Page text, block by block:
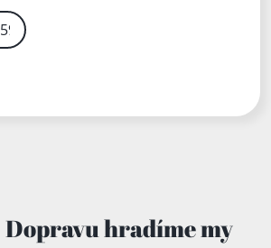
59 Kč
Dopravu hradíme my